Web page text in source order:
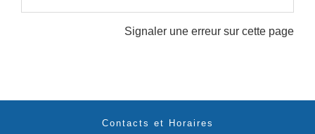
Signaler une erreur sur cette page
Contacts et Horaires